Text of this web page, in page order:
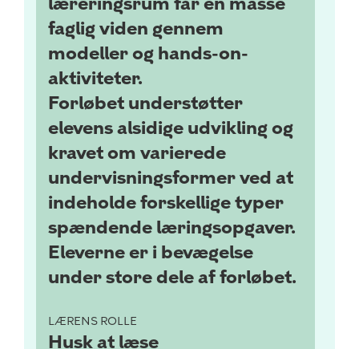
faglig viden gennem
modeller og hands-on-
aktiviteter.
Forløbet understøtter
elevens alsidige udvikling og
kravet om varierede
undervisningsformer ved at
indeholde forskellige typer
spændende læringsopgaver.
Eleverne er i bevægelse
under store dele af forløbet.
LÆRENS ROLLE
Husk at læse